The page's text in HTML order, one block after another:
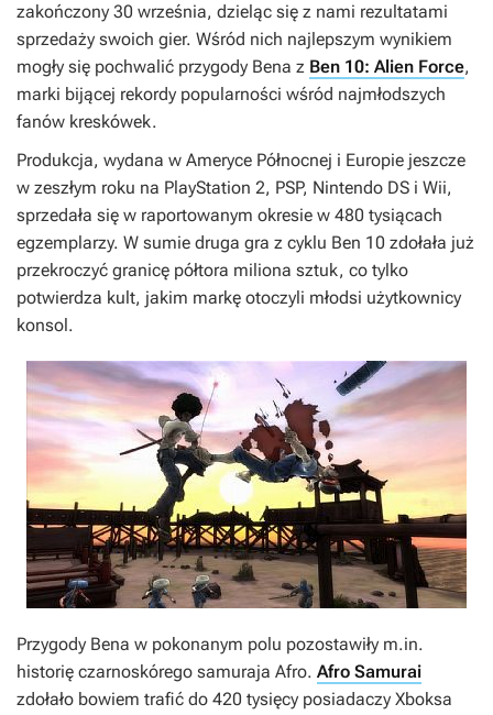
zakończony 30 września, dzieląc się z nami rezultatami
sprzedaży swoich gier. Wśród nich najlepszym wynikiem
mogły się pochwalić przygody Bena z Ben 10: Alien Force,
marki bijącej rekordy popularności wśród najmłodszych
fanów kreskówek.
Produkcja, wydana w Ameryce Północnej i Europie jeszcze
w zeszłym roku na PlayStation 2, PSP, Nintendo DS i Wii,
sprzedała się w raportowanym okresie w 480 tysiącach
egzemplarzy. W sumie druga gra z cyklu Ben 10 zdołała już
przekroczyć granicę półtora miliona sztuk, co tylko
potwierdza kult, jakim markę otoczyli młodsi użytkownicy
konsol.
Przygody Bena w pokonanym polu pozostawiły m.in.
historię czarnoskórego samuraja Afro. Afro Samurai
zdołało bowiem trafić do 420 tysięcy posiadaczy Xboksa